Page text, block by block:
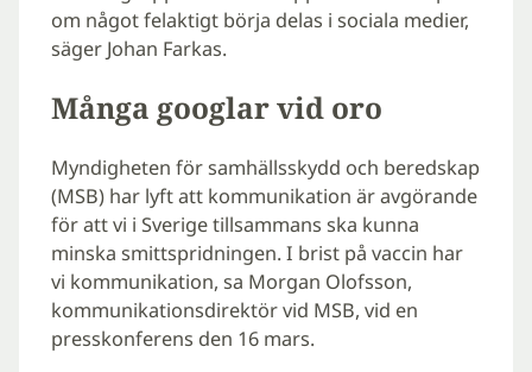
om något felaktigt börja delas i sociala medier,
säger Johan Farkas.
Många googlar vid oro
Myndigheten för samhällsskydd och beredskap
(MSB) har lyft att kommunikation är avgörande
för att vi i Sverige tillsammans ska kunna
minska smittspridningen. I brist på vaccin har
vi kommunikation, sa Morgan Olofsson,
kommunikationsdirektör vid MSB, vid en
presskonferens den 16 mars.